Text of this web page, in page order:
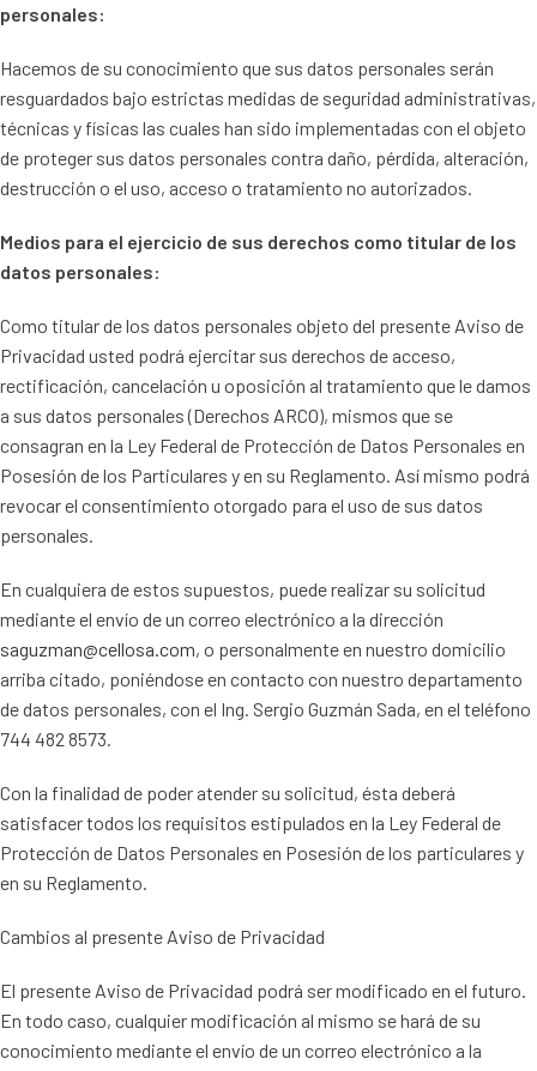
personales:
Hacemos de su conocimiento que sus datos personales serán
resguardados bajo estrictas medidas de seguridad administrativas,
técnicas y físicas las cuales han sido implementadas con el objeto
de proteger sus datos personales contra daño, pérdida, alteración,
destrucción o el uso, acceso o tratamiento no autorizados.
Medios para el ejercicio de sus derechos como titular de los
datos personales:
Como titular de los datos personales objeto del presente Aviso de
Privacidad usted podrá ejercitar sus derechos de acceso,
rectificación, cancelación u oposición al tratamiento que le damos
a sus datos personales (Derechos ARCO), mismos que se
consagran en la Ley Federal de Protección de Datos Personales en
Posesión de los Particulares y en su Reglamento. Así mismo podrá
revocar el consentimiento otorgado para el uso de sus datos
personales.
En cualquiera de estos supuestos, puede realizar su solicitud
mediante el envío de un correo electrónico a la dirección
saguzman@cellosa.com, o personalmente en nuestro domicilio
arriba citado, poniéndose en contacto con nuestro departamento
de datos personales, con el Ing. Sergio Guzmán Sada, en el teléfono
744 482 8573.
Con la finalidad de poder atender su solicitud, ésta deberá
satisfacer todos los requisitos estipulados en la Ley Federal de
Protección de Datos Personales en Posesión de los particulares y
en su Reglamento.
Cambios al presente Aviso de Privacidad
El presente Aviso de Privacidad podrá ser modificado en el futuro.
En todo caso, cualquier modificación al mismo se hará de su
conocimiento mediante el envío de un correo electrónico a la